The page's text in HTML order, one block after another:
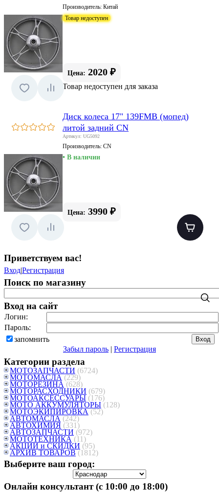
Производитель: Китай
Товар недоступен
Цена: 2020 ₽
Товар недоступен для заказа
Диск колеса 17" 139FMB (мопед)
литой задний CN
Артикул: UG5092
Производитель: CN
• В наличии
Цена: 3990 ₽
Приветствуем вас!
Вход|Регистрация
Поиск по магазину
Вход на сайт
Логин:
Пароль:
запомнить
Забыл пароль | Регистрация
Категории раздела
МОТОЗАПЧАСТИ (6724)
МОТОМАСЛА (229)
МОТОРЕЗИНА (628)
МОТОРАСХОДНИКИ (679)
МОТОАКСЕССУАРЫ (176)
МОТО АККУМУЛЯТОРЫ (128)
МОТОЭКИПИРОВКА (52)
АВТОМАСЛА (242)
АВТОХИМИЯ (331)
АВТОЗАПЧАСТИ (972)
МОТОТЕХНИКА (11)
АКЦИИ и СКИДКИ (95)
АРХИВ ТОВАРОВ (1812)
Выберите ваш город:
Онлайн консультант (с 10:00 до 18:00)